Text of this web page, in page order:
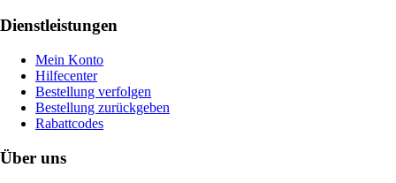
Dienstleistungen
Mein Konto
Hilfecenter
Bestellung verfolgen
Bestellung zurückgeben
Rabattcodes
Über uns